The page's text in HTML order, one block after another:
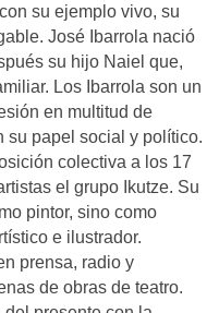
su ejemplo vivo, su
José Ibarrola nació
su hijo Naiel que,
Los Ibarrola son un
en multitud de
su papel social y político.
colectiva a los 17
el grupo Ikutze. Su
pintor, sino como
e ilustrador.
prensa, radio y
de obras de teatro.